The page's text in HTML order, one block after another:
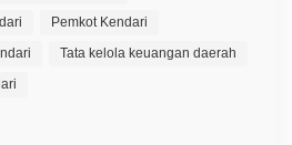
Pemkot Kendari
Tata kelola keuangan daerah